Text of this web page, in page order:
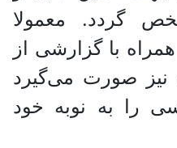
گردد. معمولا
با گزارشی از
نیز صورت می‌گیرد
را به نوبه خود